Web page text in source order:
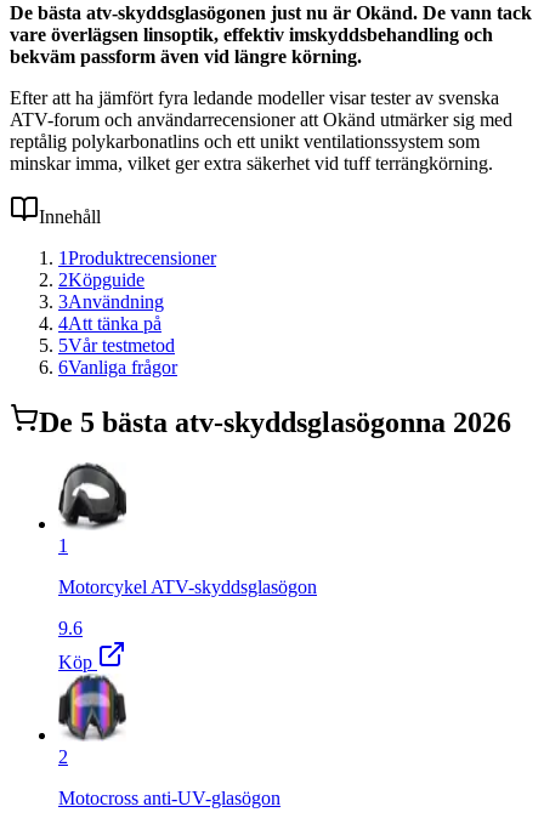
De bästa atv-skyddsglasögonen just nu är Okänd. De vann tack
vare överlägsen linsoptik, effektiv imskyddsbehandling och
bekväm passform även vid längre körning.
Efter att ha jämfört fyra ledande modeller visar tester av svenska
ATV-forum och användarrecensioner att Okänd utmärker sig med
reptålig polykarbonatlins och ett unikt ventilationssystem som
minskar imma, vilket ger extra säkerhet vid tuff terrängkörning.
Innehåll
1Produktrecensioner
2Köpguide
3Användning
4Att tänka på
5Vår testmetod
6Vanliga frågor
De 5 bästa atv-skyddsglasögonna 2026
1
Motorcykel ATV-skyddsglasögon
9.6
Köp
2
Motocross anti-UV-glasögon